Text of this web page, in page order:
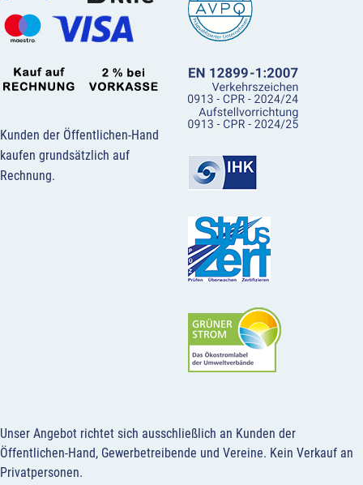
Kunden der Öffentlichen-Hand
kaufen grundsätzlich auf
Rechnung.
Unser Angebot richtet sich ausschließlich an Kunden der
Öffentlichen-Hand, Gewerbetreibende und Vereine. Kein Verkauf an
Privatpersonen.